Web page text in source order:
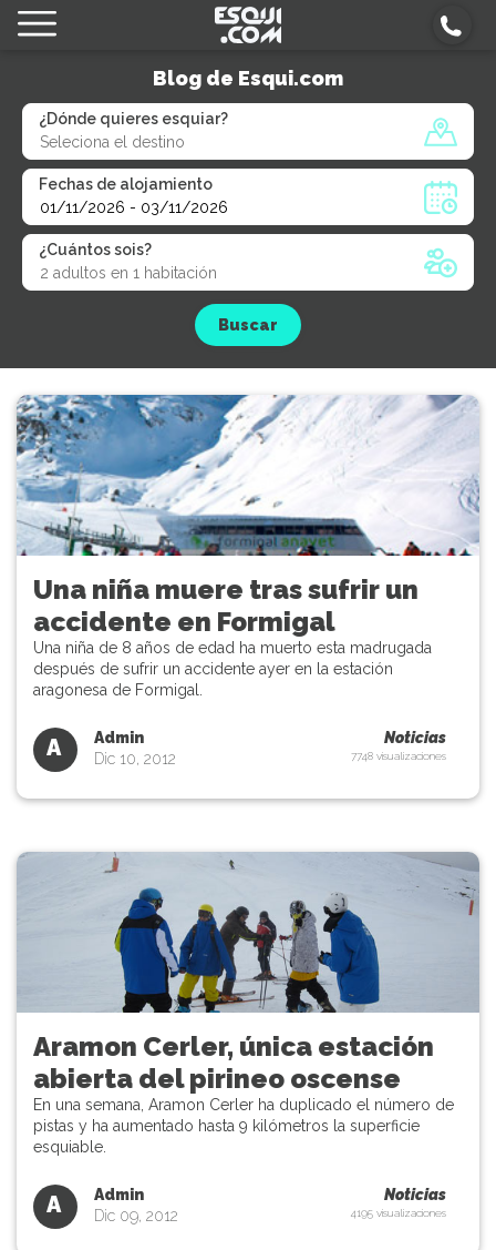
Blog de Esqui.com
¿Dónde quieres esquiar?
Fechas de alojamiento
¿Cuántos sois?
Buscar
Una niña muere tras sufrir un
accidente en Formigal
Una niña de 8 años de edad ha muerto esta madrugada
después de sufrir un accidente ayer en la estación
aragonesa de Formigal.
A Admin
Noticias
Dic 10, 2012
7748 visualizaciones
Aramon Cerler, única estación
abierta del pirineo oscense
En una semana, Aramon Cerler ha duplicado el número de
pistas y ha aumentado hasta 9 kilómetros la superficie
esquiable.
A Admin
Noticias
Dic 09, 2012
4195 visualizaciones